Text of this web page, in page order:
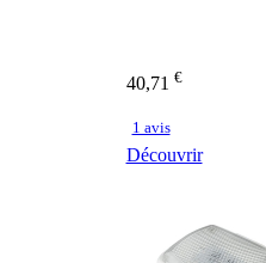
40,71 €
1 avis
Découvrir